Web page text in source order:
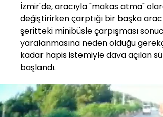
İzmir'de, aracıyla "makas atma"
değiştirirken çarptığı bir başka
şeritteki minibüsle çarpışması
yaralanmasına neden olduğu
kadar hapis istemiyle dava açılan
başlandı.